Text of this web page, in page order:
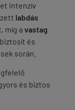
intenzív
labdás
míg a vastag
és
során.
és biztos